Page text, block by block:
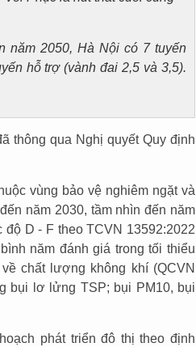
năm 2050, Hà Nội có 7 tuyến
hỗ trợ (vành đai 2,5 và 3,5).
thông qua Nghị quyết Quy định
vùng bảo vệ nghiêm ngặt và
năm 2030, tầm nhìn đến năm
D - F theo TCVN 13592:2022
năm đánh giá trong tối thiểu
chất lượng không khí (QCVN
bụi lơ lửng TSP; bụi PM10, bụi
phát triển đô thị theo định